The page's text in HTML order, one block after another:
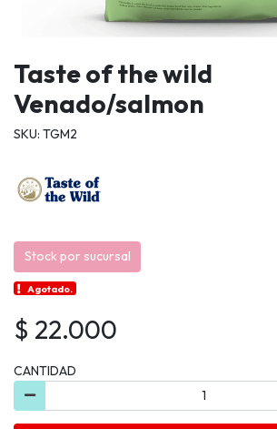
Taste of the wild
Venado/salmon
SKU: TGM2
Stock por sucursal
Agotado.
$ 22.000
CANTIDAD